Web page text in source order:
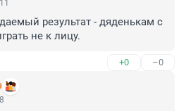
результат - дяденькам с
не к лицу.
+0 –0